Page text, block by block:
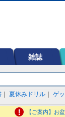
雑誌
夏休みドリル ゲ
【ご案内】お